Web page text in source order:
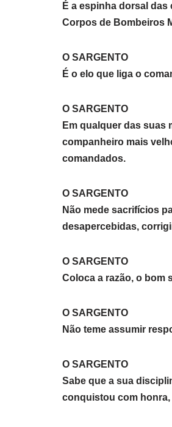
É a espinha dorsal
Corpos de Bombeiros
O SARGENTO
É o elo que liga o
O SARGENTO
Em qualquer das suas
companheiro mais
comandados.
O SARGENTO
Não mede sacrifícios
desapercebidas,
O SARGENTO
Coloca a razão, o bom
O SARGENTO
Não teme assumir
O SARGENTO
Sabe que a sua
conquistou com